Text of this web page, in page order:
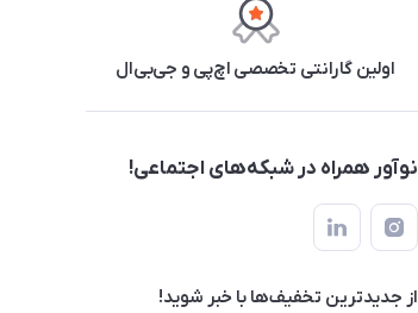
اولین گارانتی تخصصی اچ‌پی و جی‌بی‌ال
نوآور همراه در شبکه‌های اجتماعی!
از جدید‌ترین تخفیف‌ها با‌ خبر شوید!